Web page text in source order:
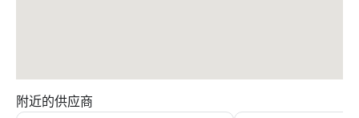
附近的供应商